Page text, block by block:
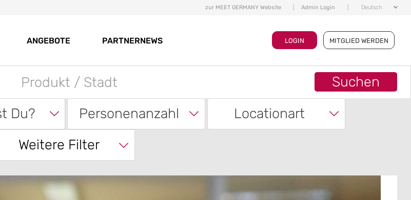
zur MEET GERMANY Website Admin Login Deutsch
ANGEBOTE PARTNERNEWS LOGIN MITGLIED WERDEN
Suchen
Du? Personenanzahl
Locationart
Weitere Filter